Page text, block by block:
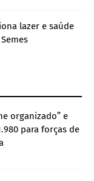
lazer e saúde
organizado” e
para forças de